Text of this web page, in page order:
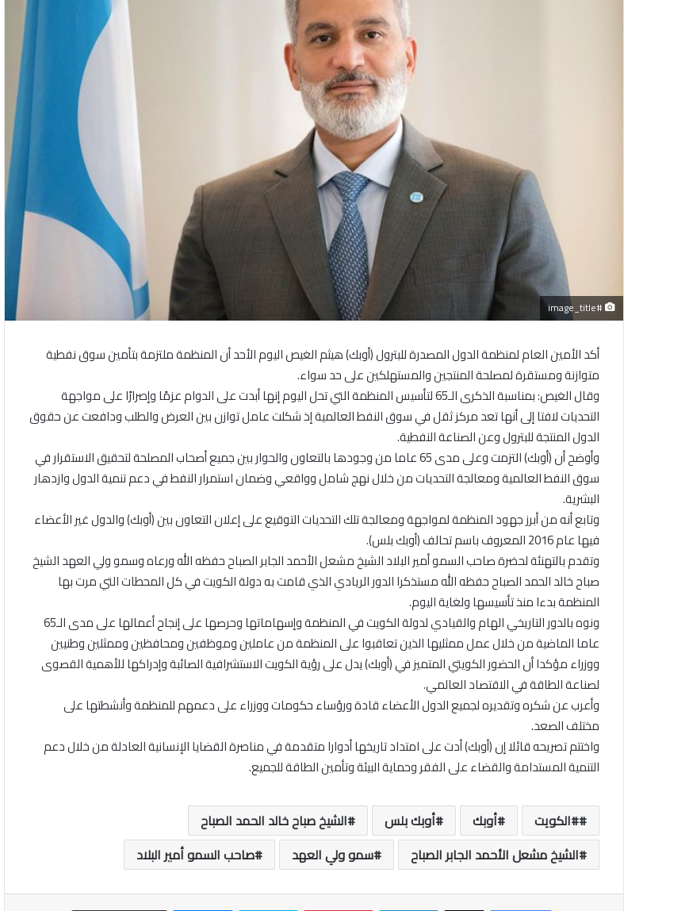
#image_title
أكد الأمين العام لمنظمة الدول المصدرة للبترول (أوبك) هيثم الغيص اليوم الأحد أن المنظمة ملتزمة بتأمين سوق نفطية
متوازنة ومستقرة لمصلحة المنتجين والمستهلكين على حد سواء.
وقال الغيص: بمناسبة الذكرى الـ65 لتأسيس المنظمة التي تحل اليوم إنها أبدت على الدوام عزمًا وإصرارًا على مواجهة
التحديات لافتا إلى أنها تعد مركز ثقل في سوق النفط العالمية إذ شكلت عامل توازن بين العرض والطلب ودافعت عن حقوق
الدول المنتجة للبترول وعن الصناعة النفطية.
وأوضح أن (أوبك) التزمت وعلى مدى 65 عاما من وجودها بالتعاون والحوار بين جميع أصحاب المصلحة لتحقيق الاستقرار في
سوق النفط العالمية ومعالجة التحديات من خلال نهج شامل وواقعي وضمان استمرار النفط في دعم تنمية الدول وازدهار
البشرية.
وتابع أنه من أبرز جهود المنظمة لمواجهة ومعالجة تلك التحديات التوقيع على إعلان التعاون بين (أوبك) والدول غير الأعضاء
فيها عام 2016 المعروف باسم تحالف (أوبك بلس).
وتقدم بالتهنئة لحضرة صاحب السمو أمير البلاد الشيخ مشعل الأحمد الجابر الصباح حفظه الله ورعاه وسمو ولي العهد الشيخ
صباح خالد الحمد الصباح حفظه الله مستذكرا الدور الريادي الذي قامت به دولة الكويت في كل المحطات التي مرت بها
المنظمة بدءا منذ تأسيسها ولغاية اليوم.
ونوه بالدور التاريخي الهام والقيادي لدولة الكويت في المنظمة وإسهاماتها وحرصها على إنجاح أعمالها على مدى الـ65
عاما الماضية من خلال عمل ممثليها الذين تعاقبوا على المنظمة من عاملين وموظفين ومحافظين وممثلين وطنيين
ووزراء مؤكدا أن الحضور الكويتي المتميز في (أوبك) يدل على رؤية الكويت الاستشرافية الصائبة وإدراكها للأهمية القصوى
لصناعة الطاقة في الاقتصاد العالمي.
وأعرب عن شكره وتقديره لجميع الدول الأعضاء قادة ورؤساء حكومات ووزراء على دعمهم للمنظمة وأنشطتها على
مختلف الصعد.
واختتم تصريحه قائلا إن (أوبك) أدت على امتداد تاريخها أدوارا متقدمة في مناصرة القضايا الإنسانية العادلة من خلال دعم
التنمية المستدامة والقضاء على الفقر وحماية البيئة وتأمين الطاقة للجميع.
#الكويت أوبك أوبك بلس
الشيخ صباح خالد الحمد الصباح
الشيخ مشعل الأحمد الجابر الصباح
سمو ولي العهد صاحب السمو أمير البلاد